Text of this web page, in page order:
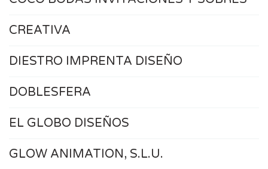
CREATIVA
DIESTRO IMPRENTA DISEÑO
DOBLESFERA
EL GLOBO DISEÑOS
GLOW ANIMATION, S.L.U.